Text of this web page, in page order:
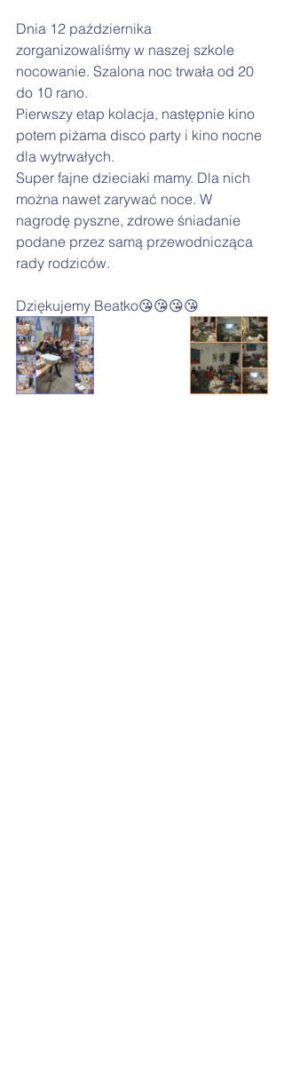
Dnia 12 października
zorganizowaliśmy w naszej szkole
nocowanie. Szalona noc trwała od 20
do 10 rano.
Pierwszy etap kolacja, następnie kino
potem piżama disco party i kino nocne
dla wytrwałych.
Super fajne dzieciaki mamy. Dla nich
można nawet zarywać noce. W
nagrodę pyszne, zdrowe śniadanie
podane przez samą przewodnicząca
rady rodziców.
Dziękujemy Beatko😘😘😘😘